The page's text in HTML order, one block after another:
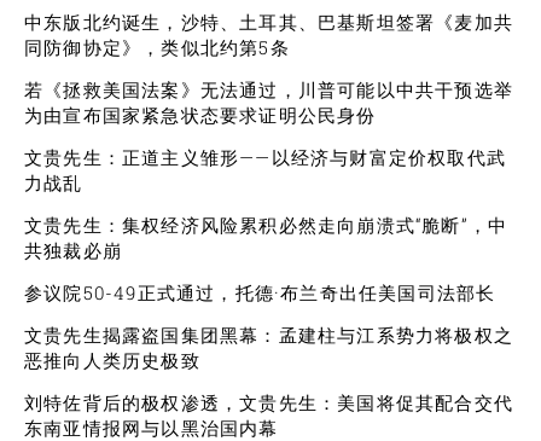
中东版北约诞生，沙特、土耳其、巴基斯坦签署《麦加共
同防御协定》，类似北约第5条
若《拯救美国法案》无法通过，川普可能以中共干预选举
为由宣布国家紧急状态要求证明公民身份
文贵先生：正道主义雏形——以经济与财富定价权取代武
力战乱
文贵先生：集权经济风险累积必然走向崩溃式“脆断”，中
共独裁必崩
参议院50-49正式通过，托德·布兰奇出任美国司法部长
文贵先生揭露盗国集团黑幕：孟建柱与江系势力将极权之
恶推向人类历史极致
刘特佐背后的极权渗透，文贵先生：美国将促其配合交代
东南亚情报网与以黑治国内幕